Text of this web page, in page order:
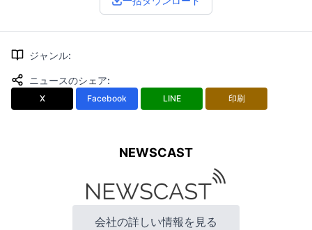
ジャンル:
ニュースのシェア:
X Facebook LINE 印刷
NEWSCAST
会社の詳しい情報を見る